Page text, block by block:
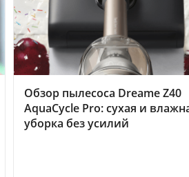
Обзор пылесоса Dreame Z40
AquaCycle Pro: сухая и
уборка без усилий